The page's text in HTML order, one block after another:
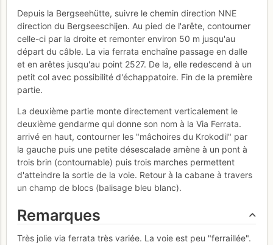
Depuis la Bergseehütte, suivre le chemin direction NNE
direction du Bergseeschijen. Au pied de l'arête, contourner
celle-ci par la droite et remonter environ 50 m jusqu'au
départ du câble. La via ferrata enchaîne passage en dalle
et en arêtes jusqu'au point 2527. De la, elle redescend à un
petit col avec possibilité d'échappatoire. Fin de la première
partie.
La deuxième partie monte directement verticalement le
deuxième gendarme qui donne son nom à la Via Ferrata.
arrivé en haut, contourner les "mâchoires du Krokodil" par
la gauche puis une petite désescalade amène à un pont à
trois brin (contournable) puis trois marches permettent
d'atteindre la sortie de la voie. Retour à la cabane à travers
un champ de blocs (balisage bleu blanc).
Remarques
Très jolie via ferrata très variée. La voie est peu "ferraillée".